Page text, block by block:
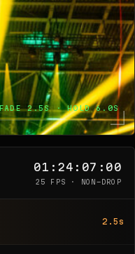
FADE 2.5S · HOLD 6.0S
01:24:07:00
25 FPS · NON-DROP
2.5s